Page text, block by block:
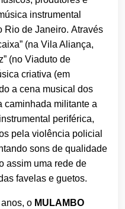
instrumental
Rio de Janeiro. Através
(na Vila Aliança,
(no Viaduto de
criativa (em
a cena musical dos
caminhada militante a
periférica,
pela violência policial
sons de qualidade
assim uma rede de
favelas e guetos.
o MULAMBO